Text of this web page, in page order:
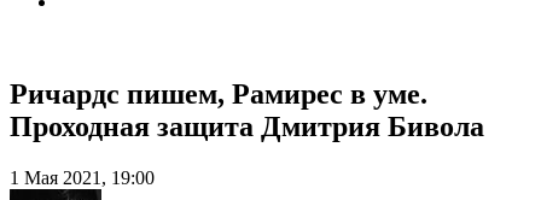
Ричардс пишем, Рамирес в уме.
Проходная защита Дмитрия Бивола
1 Мая 2021, 19:00